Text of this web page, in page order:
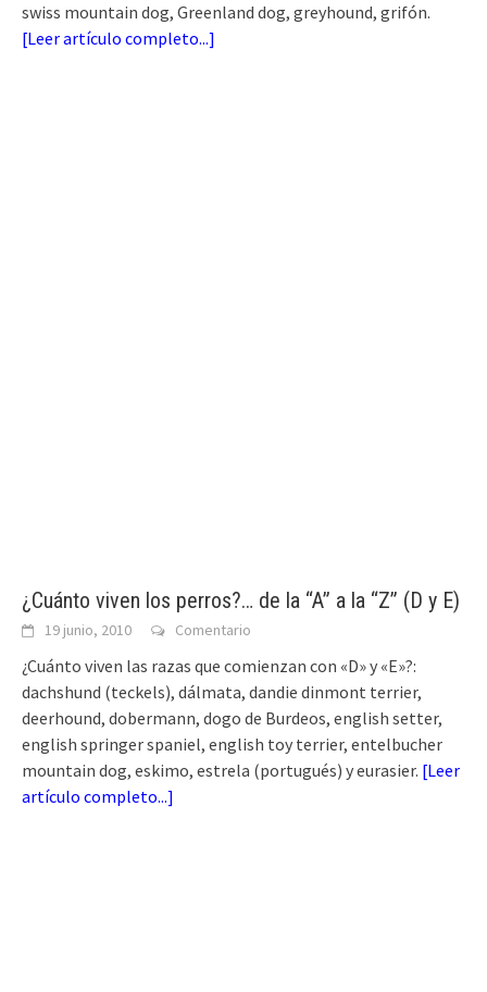
swiss mountain dog, Greenland dog, greyhound, grifón.
[Leer artículo completo...]
¿Cuánto viven los perros?… de la “A” a la “Z” (D y E)
19 junio, 2010 Comentario
¿Cuánto viven las razas que comienzan con «D» y «E»?:
dachshund (teckels), dálmata, dandie dinmont terrier,
deerhound, dobermann, dogo de Burdeos, english setter,
english springer spaniel, english toy terrier, entelbucher
mountain dog, eskimo, estrela (portugués) y eurasier. [Leer
artículo completo...]